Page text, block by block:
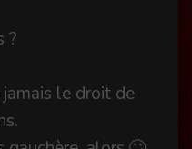
?
le droit de